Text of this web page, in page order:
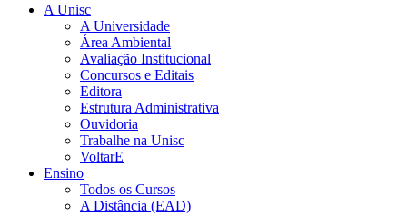
A Unisc
A Universidade
Área Ambiental
Avaliação Institucional
Concursos e Editais
Editora
Estrutura Administrativa
Ouvidoria
Trabalhe na Unisc
VoltarE
Ensino
Todos os Cursos
A Distância (EAD)